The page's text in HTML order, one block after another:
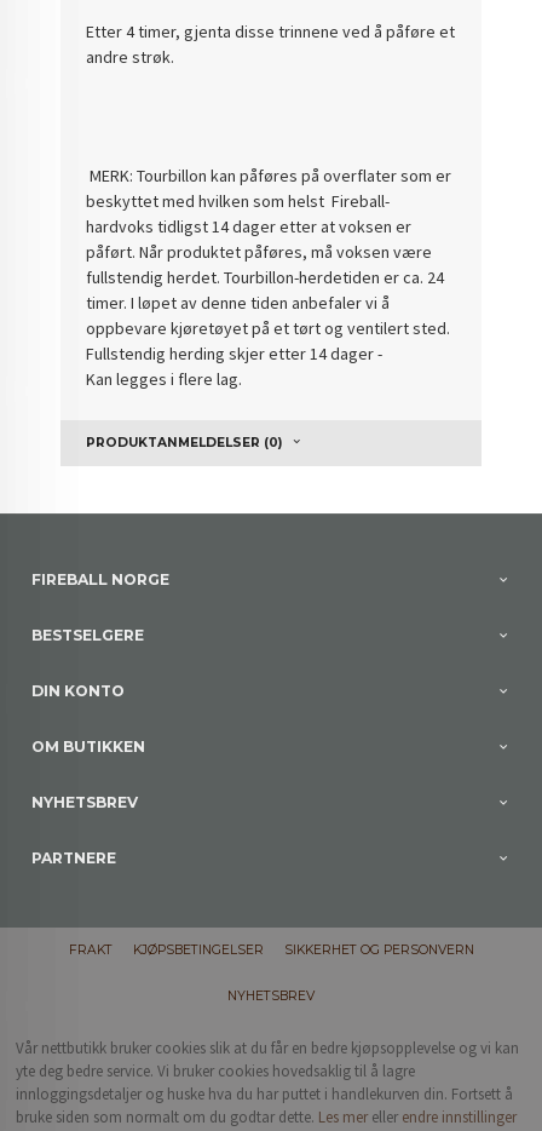
Etter 4 timer, gjenta disse trinnene ved å påføre et
andre strøk.
MERK: Tourbillon kan påføres på overflater som er
beskyttet med hvilken som helst Fireball-
hardvoks tidligst 14 dager etter at voksen er
påført. Når produktet påføres, må voksen være
fullstendig herdet. Tourbillon-herdetiden er ca. 24
timer. I løpet av denne tiden anbefaler vi å
oppbevare kjøretøyet på et tørt og ventilert sted.
Fullstendig herding skjer etter 14 dager -
Kan legges i flere lag.
PRODUKTANMELDELSER (0)
FIREBALL NORGE
BESTSELGERE
DIN KONTO
OM BUTIKKEN
NYHETSBREV
PARTNERE
FRAKT KJØPSBETINGELSER SIKKERHET OG PERSONVERN
NYHETSBREV
Vår nettbutikk bruker cookies slik at du får en bedre kjøpsopplevelse og vi kan
yte deg bedre service. Vi bruker cookies hovedsaklig til å lagre
innloggingsdetaljer og huske hva du har puttet i handlekurven din. Fortsett å
bruke siden som normalt om du godtar dette. Les mereller endre innstillinger